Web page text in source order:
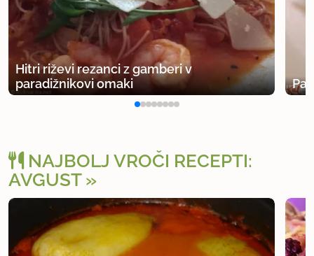
Hitri riževi rezanci z gamberi v
paradižnikovi omaki
NAJBOLJ VROČI RECEPTI:
AVGUST